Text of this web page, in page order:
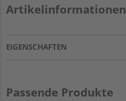
Artikelinformationen
EIGENSCHAFTEN
Passende Produkte